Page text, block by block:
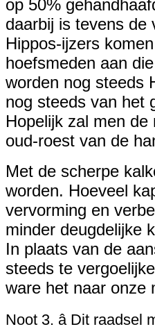
op 50%
daarbij is tevens de
Hippos-ijzers
hoefsmeden aan
worden nog steeds
nog steeds van het
Hopelijk zal men
oud-roest van de
Met de scherpe
worden. Hoeveel
vervorming en
minder deugdelijke
In plaats van de
steeds te
ware het naar onze
Noot 3. â Dit